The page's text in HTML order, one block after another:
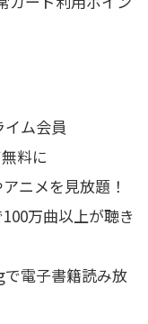
ム会員
料に
ニメを見放題！
万曲以上が聴き
電子書籍読み放